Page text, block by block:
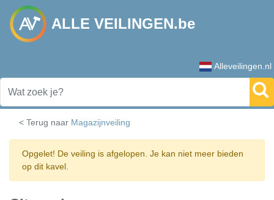
ALLE VEILINGEN.be
Alleveilingen.nl
< Terug naar Magazijnveiling
Opgelet! De veiling is afgelopen. Je kan niet meer bieden
op dit kavel.